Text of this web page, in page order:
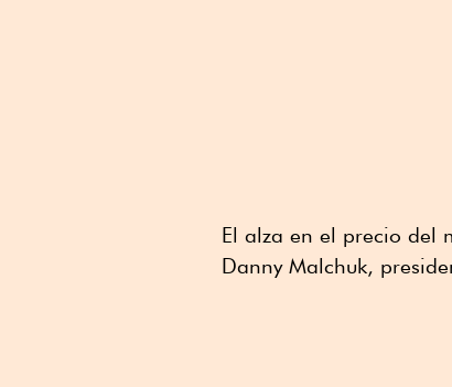
El alza en el precio del
Danny Malchuk,